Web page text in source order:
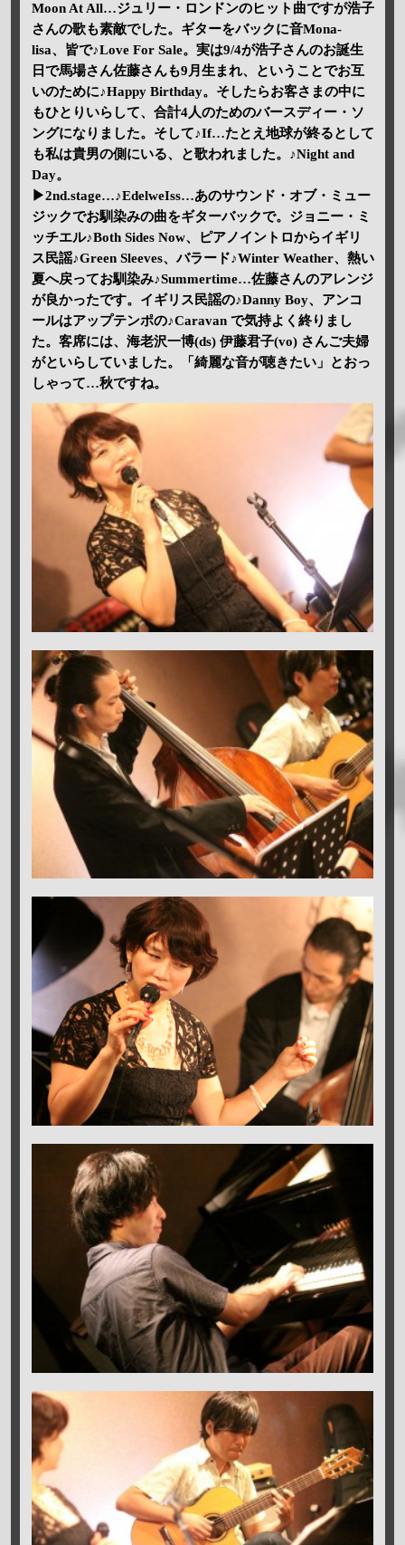
Moon At All…ジュリー・ロンドンのヒット曲ですが浩子
さんの歌も素敵でした。ギターをバックに音Mona-
lisa、皆で♪Love For Sale。実は9/4が浩子さんのお誕生
日で馬場さん佐藤さんも9月生まれ、ということでお互
いのために♪Happy Birthday。そしたらお客さまの中に
もひとりいらして、合計4人のためのバースディー・ソ
ングになりました。そして♪If…たとえ地球が終るとして
も私は貴男の側にいる、と歌われました。♪Night and
Day。
▶2nd.stage…♪EdelweIss…あのサウンド・オブ・ミュー
ジックでお馴染みの曲をギターバックで。ジョニー・ミ
ッチエル♪Both Sides Now、ピアノイントロからイギリ
ス民謡♪Green Sleeves、バラード♪Winter Weather、熱い
夏へ戻ってお馴染み♪Summertime…佐藤さんのアレンジ
が良かったです。イギリス民謡の♪Danny Boy、アンコ
ールはアップテンポの♪Caravan で気持よく終りまし
た。客席には、海老沢一博(ds) 伊藤君子(vo) さんご夫婦
がといらしていました。「綺麗な音が聴きたい」とおっ
しゃって…秋ですね。